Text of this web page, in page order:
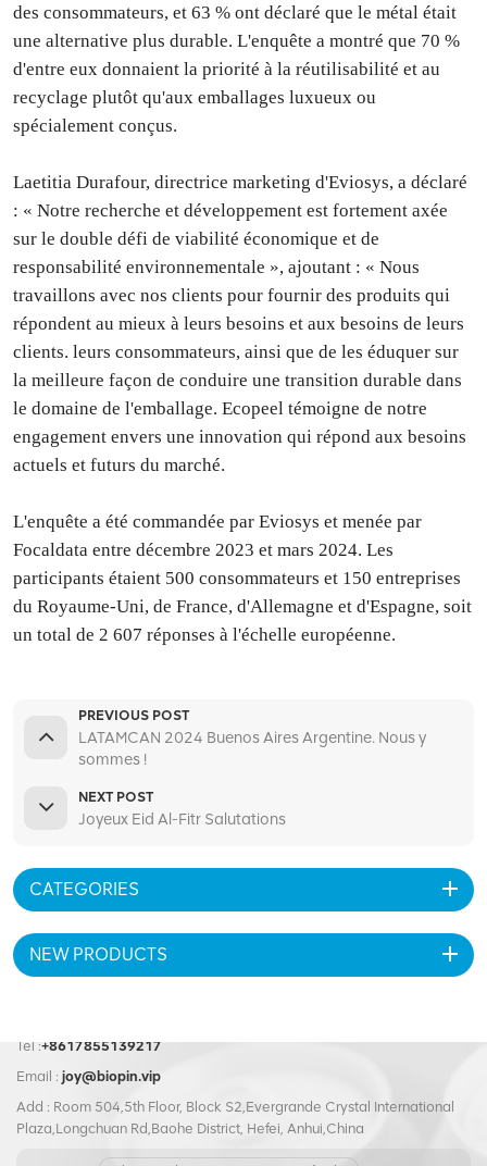
des consommateurs, et 63 % ont déclaré que le métal était
une alternative plus durable. L'enquête a montré que 70 %
d'entre eux donnaient la priorité à la réutilisabilité et au
recyclage plutôt qu'aux emballages luxueux ou
spécialement conçus.
Laetitia Durafour, directrice marketing d'Eviosys, a déclaré
: « Notre recherche et développement est fortement axée
sur le double défi de viabilité économique et de
responsabilité environnementale », ajoutant : « Nous
travaillons avec nos clients pour fournir des produits qui
répondent au mieux à leurs besoins et aux besoins de leurs
clients. leurs consommateurs, ainsi que de les éduquer sur
la meilleure façon de conduire une transition durable dans
le domaine de l'emballage. Ecopeel témoigne de notre
engagement envers une innovation qui répond aux besoins
actuels et futurs du marché.
L'enquête a été commandée par Eviosys et menée par
Focaldata entre décembre 2023 et mars 2024. Les
participants étaient 500 consommateurs et 150 entreprises
du Royaume-Uni, de France, d'Allemagne et d'Espagne, soit
un total de 2 607 réponses à l'échelle européenne.
PREVIOUS POST
LATAMCAN 2024 Buenos Aires Argentine. Nous y
sommes !
NEXT POST
Joyeux Eid Al-Fitr Salutations
CATEGORIES
NEW PRODUCTS
Tel :+8617855139217
Email : joy@biopin.vip
Add : Room 504,5th Floor, Block S2,Evergrande Crystal International
Plaza,Longchuan Rd,Baohe District, Hefei, Anhui,China